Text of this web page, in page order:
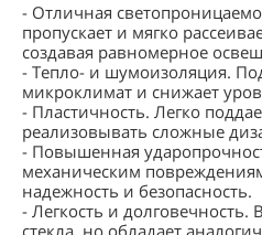
- Отличная
пропускает и мягко
создавая равномерное
- Тепло- и шумоизоляция.
микроклимат и снижает
- Пластичность. Легко
реализовывать сложные
- Повышенная
механическим
надежность и безопасность.
- Легкость и
стекла, но обладает